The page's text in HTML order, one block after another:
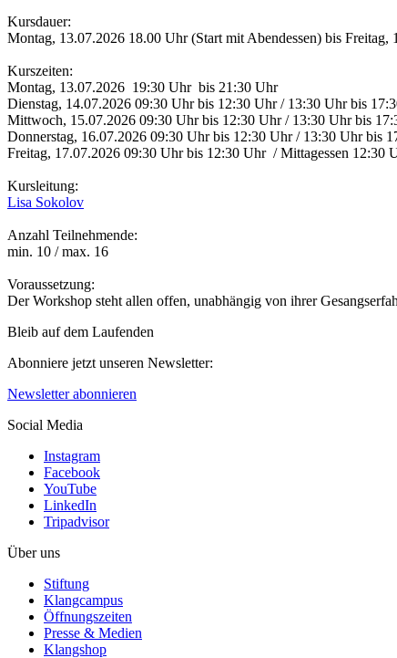
Kursdauer:
Montag, 13.07.2026 18.00 Uhr (Start mit Abendessen) bis
Kurszeiten:
Montag, 13.07.2026 19:30 Uhr bis 21:30 Uhr
Dienstag, 14.07.2026 09:30 Uhr bis 12:30 Uhr / 13:30 Uhr bis
Mittwoch, 15.07.2026 09:30 Uhr bis 12:30 Uhr / 13:30 Uhr bis
Donnerstag, 16.07.2026 09:30 Uhr bis 12:30 Uhr / 13:30 Uhr bis
Freitag, 17.07.2026 09:30 Uhr bis 12:30 Uhr / Mittagessen 12:30
Kursleitung:
Lisa Sokolov
Anzahl Teilnehmende:
min. 10 / max. 16
Voraussetzung:
Der Workshop steht allen offen, unabhängig von ihrer
Bleib auf dem Laufenden
Abonniere jetzt unseren Newsletter:
Newsletter abonnieren
Social Media
Instagram
Facebook
YouTube
LinkedIn
Tripadvisor
Über uns
Stiftung
Klangcampus
Öffnungszeiten
Presse & Medien
Klangshop